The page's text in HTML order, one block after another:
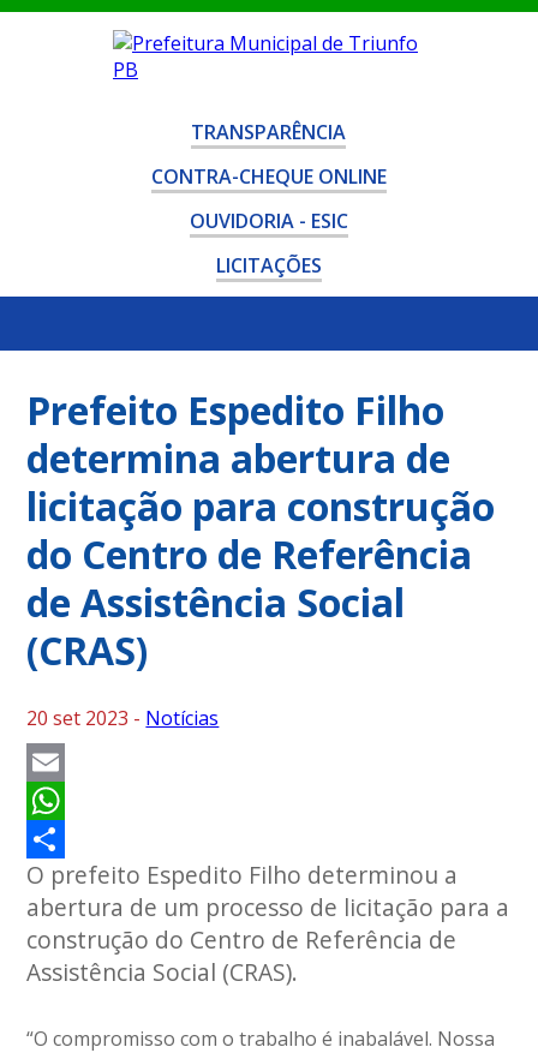
TRANSPARÊNCIA
CONTRA-CHEQUE ONLINE
OUVIDORIA - ESIC
LICITAÇÕES
Prefeito Espedito Filho
determina abertura de
licitação para construção
do Centro de Referência
de Assistência Social
(CRAS)
20 set 2023 - Notícias
Email
WhatsApp
Share
O prefeito Espedito Filho determinou a
abertura de um processo de licitação para a
construção do Centro de Referência de
Assistência Social (CRAS).
“O compromisso com o trabalho é inabalável. Nossa